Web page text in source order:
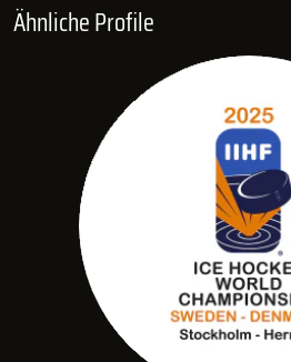
Ähnliche Profile